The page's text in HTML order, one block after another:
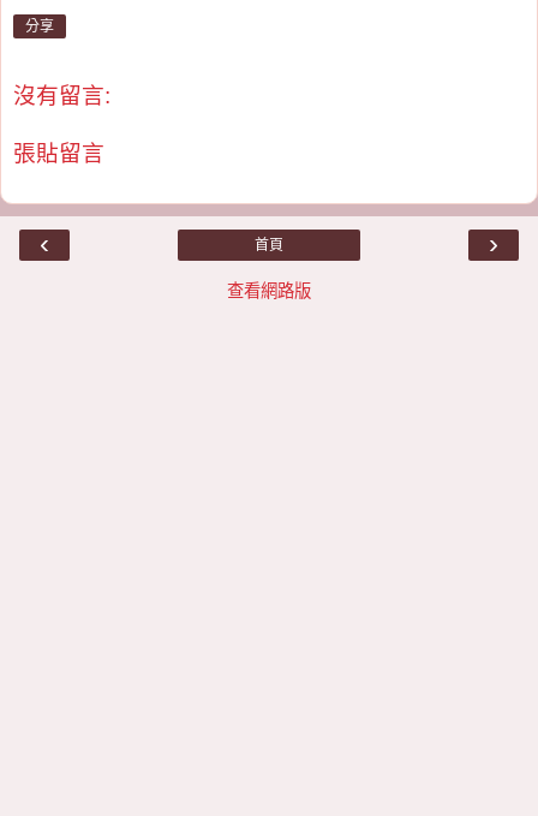
分享
沒有留言:
張貼留言
‹ ›
首頁
查看網路版